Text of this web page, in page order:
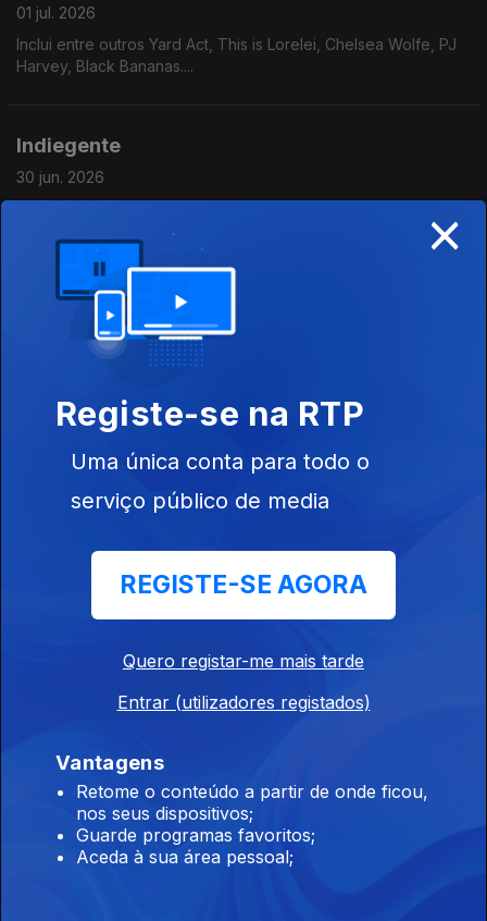
01 jul. 2026
Inclui entre outros Yard Act, This is Lorelei, Chelsea Wolfe, PJ
Harvey, Black Bananas....
Indiegente
30 jun. 2026
Cutie, Paul Solger, Iceage...
Indiegente
29 jun. 2026
Indiegente
26 jun. 2026
Scam, Saul Williams...
Inclui entre outros La La Lar, Kneecap, Lip Critic, Kim Gordon,
Indiegente
23 jun. 2026
Inclui entre outros Ribs, Sweeping Promisses, Los Sara Fontan,
×
Registe-se na RTP
Uma única conta para todo o
serviço público de media
REGISTE-SE AGORA
Quero registar-me mais tarde
Entrar (utilizadores registados)
Vantagens
Retome o conteúdo a partir de onde ficou,
nos seus dispositivos;
Guarde programas favoritos;
Aceda à sua área pessoal;